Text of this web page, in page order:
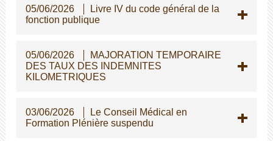
05/06/2026
Livre IV du code général de la
fonction publique
05/06/2026
MAJORATION TEMPORAIRE
DES TAUX DES INDEMNITES
KILOMETRIQUES
03/06/2026
Le Conseil Médical en
Formation Plénière suspendu